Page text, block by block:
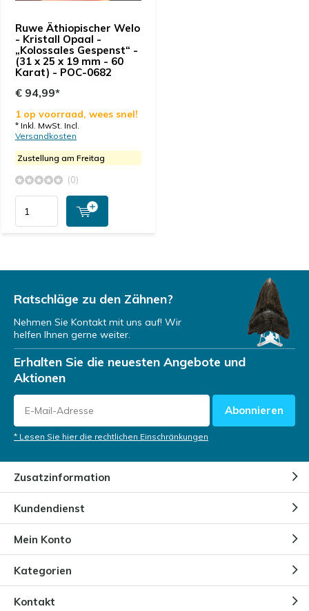
Ruwe Äthiopischer Welo
- Kristall Opaal -
„Kolossales Gespenst“ -
(31 x 25 x 19 mm - 60
Karat) - POC-0682
€ 94,99*
1 op voorraad, wees snel!
* Inkl. MwSt. Incl.
Versandkosten
Zustellung am Freitag
(0)
Ratschläge zu den Zähnen?
Nehmen Sie Kontakt mit uns auf! Wir
helfen Ihnen gerne weiter.
Erhalten Sie die neuesten Angebote und
Aktionen
Abonnieren
* Lesen Sie hier die rechtlichen Einschränkungen
Zusatzinformation
Kundendienst
Mein Konto
Kategorien
Kontakt